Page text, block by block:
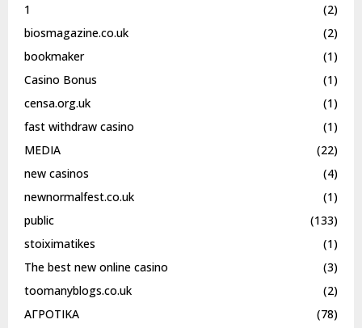
1
(2)
biosmagazine.co.uk
(2)
bookmaker
(1)
Casino Bonus
(1)
censa.org.uk
(1)
fast withdraw casino
(1)
MEDIA
(22)
new casinos
(4)
newnormalfest.co.uk
(1)
public
(133)
stoiximatikes
(1)
The best new online casino
(3)
toomanyblogs.co.uk
(2)
ΑΓΡΟΤΙΚΑ
(78)